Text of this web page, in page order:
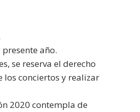
año.
se reserva el derecho
conciertos y realizar
2020 contempla de